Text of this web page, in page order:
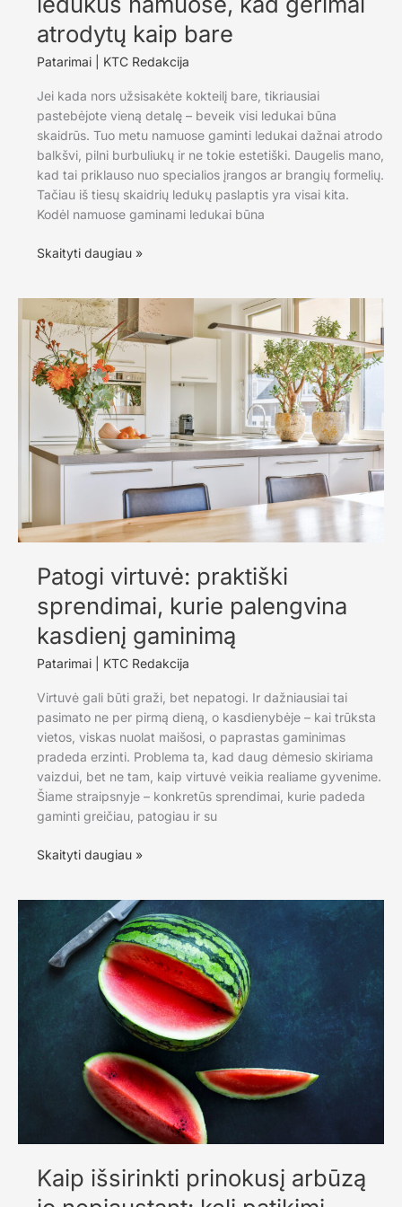
atrodytų kaip bare
Patarimai KTC Redakcija
Jei kada nors užsisakėte kokteilį bare, tikriausiai
pastebėjote vieną detalę – beveik visi ledukai būna
skaidrūs. Tuo metu namuose gaminti ledukai dažnai atrodo
balkšvi, pilni burbuliukų ir ne tokie estetiški. Daugelis mano,
kad tai priklauso nuo specialios įrangos ar brangių formelių.
Tačiau iš tiesų skaidrių ledukų paslaptis yra visai kita.
Kodėl namuose gaminami ledukai būna
Kaip
ledukus
namuose,
kad
gėrimai
atrodytų
Skaityti daugiau »
Patogi virtuvė: praktiški
sprendimai, kurie palengvina
kasdienį gaminimą
Patarimai KTC Redakcija
Virtuvė gali būti graži, bet nepatogi. Ir dažniausiai tai
pasimato ne per pirmą dieną, o kasdienybėje – kai trūksta
vietos, viskas nuolat maišosi, o paprastas gaminimas
pradeda erzinti. Problema ta, kad daug dėmesio skiriama
vaizdui, bet ne tam, kaip virtuvė veikia realiame gyvenime.
Šiame straipsnyje – konkretūs sprendimai, kurie padeda
gaminti greičiau, patogiau ir su
Patogi
sprendimai,
kurie
palengvina
kasdienį
gaminimą
Skaityti daugiau »
Kaip išsirinkti prinokusį arbūzą